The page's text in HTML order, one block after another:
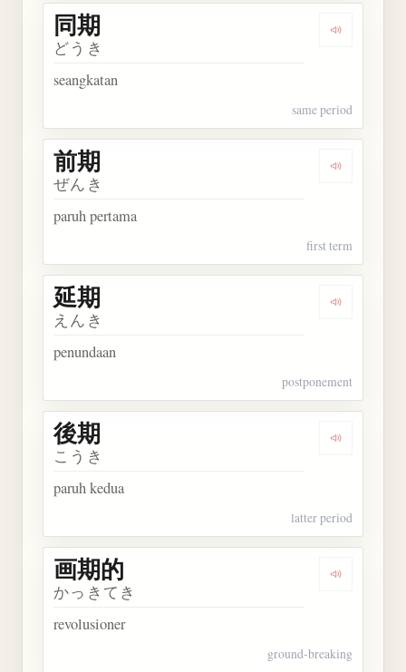
Dengarkan
同期
どうき
seangkatan
same period
Dengarkan
前期
ぜんき
paruh pertama
first term
Dengarkan
延期
えんき
penundaan
postponement
Dengarkan
後期
こうき
paruh kedua
latter period
Dengarkan
画期的
かっきてき
revolusioner
ground-breaking